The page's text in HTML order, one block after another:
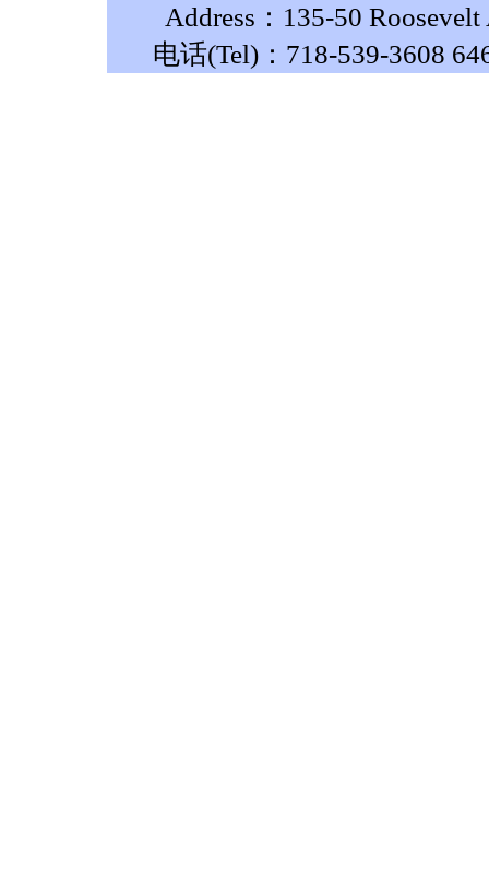
Address：135-50
电话(Tel)：718-539-3608